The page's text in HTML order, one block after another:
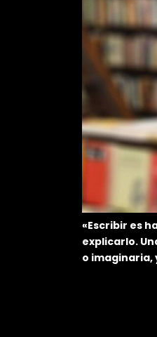
«Escribir es
explicarlo.
o